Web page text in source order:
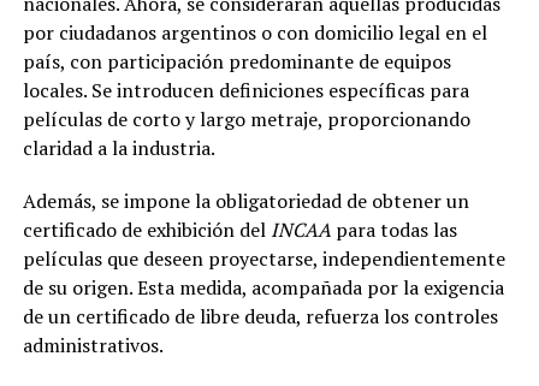
por ciudadanos argentinos o con domicilio legal en el
país, con participación predominante de equipos
locales. Se introducen definiciones específicas para
películas de corto y largo metraje, proporcionando
claridad a la industria.
Además, se impone la obligatoriedad de obtener un
certificado de exhibición del INCAApara todas las
películas que deseen proyectarse, independientemente
de su origen. Esta medida, acompañada por la exigencia
de un certificado de libre deuda, refuerza los controles
administrativos.